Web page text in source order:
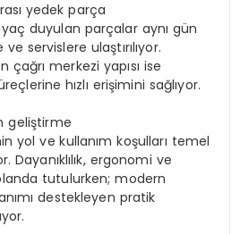
yedek parça
duyulan parçalar aynı gün
servislere ulaştırılıyor.
merkezi yapısı ise
hızlı erişimini sağlıyor.
geliştirme
yol ve kullanım koşulları temel
Dayanıklılık, ergonomi ve
tutulurken; modern
destekleyen pratik